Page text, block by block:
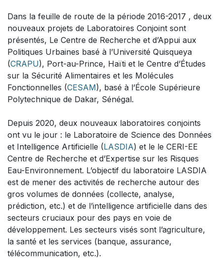
Dans la feuille de route de la période 2016-2017 , deux
nouveaux projets de Laboratoires Conjoint sont
présentés, Le Centre de Recherche et d’Appui aux
Politiques Urbaines basé à l’Université Quisqueya
(CRAPU), Port-au-Prince, Haïti et le Centre d’Études
sur la Sécurité Alimentaires et les Molécules
Fonctionnelles (CESAM), basé à l’École Supérieure
Polytechnique de Dakar, Sénégal.
Depuis 2020, deux nouveaux laboratoires conjoints
ont vu le jour : le Laboratoire de Science des Données
et Intelligence Artificielle (LASDIA) et le le CERI-EE
Centre de Recherche et d’Expertise sur les Risques
Eau-Environnement. L’objectif du laboratoire LASDIA
est de mener des activités de recherche autour des
gros volumes de données (collecte, analyse,
prédiction, etc.) et de l’intelligence artificielle dans des
secteurs cruciaux pour des pays en voie de
développement. Les secteurs visés sont l’agriculture,
la santé et les services (banque, assurance,
télécommunication, etc.).